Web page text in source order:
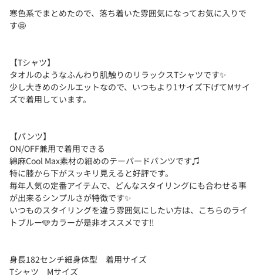
寒色系でまとめたので、落ち着いた雰囲気になってお気に入りで
す🤩
【Tシャツ】
タオルのようなふんわり肌触りのリラックスTシャツです✨
少し大きめのシルエットなので、いつもより1サイズ下げてMサイ
ズで着用しています。
【パンツ】
ON/OFF兼用で着用できる
綿麻Cool Max素材の細めのテーパードパンツです♫
特に膝から下がスッキリ見えると好評です。
毎年人気の定番アイテムで、どんなスタイリングにも合わせる事
が出来るシンプルさが特徴です✨
いつものスタイリングを違う雰囲気にしたい方は、こちらのライ
トブルー🩵カラーが是非オススメです‼️
身長182センチ細身体型 着用サイズ
Tシャツ Mサイズ